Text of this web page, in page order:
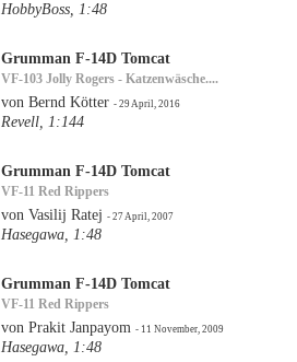
HobbyBoss, 1:48
Grumman F-14D Tomcat
VF-103 Jolly Rogers - Katzenwäsche....
von Bernd Kötter- 29 April, 2016
Revell, 1:144
Grumman F-14D Tomcat
VF-11 Red Rippers
von Vasilij Ratej- 27 April, 2007
Hasegawa, 1:48
Grumman F-14D Tomcat
VF-11 Red Rippers
von Prakit Janpayom- 11 November, 2009
Hasegawa, 1:48